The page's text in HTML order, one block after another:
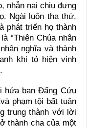
nhẫn nại chịu đựng
Ngài luôn tha thứ,
phát triển họ thành
“Thiên Chúa nhân
nghĩa và thành
khi tỏ hiện vinh
hứa ban Đấng Cứu
phạm tội bất tuân
trung thành với lời
thành cha của một